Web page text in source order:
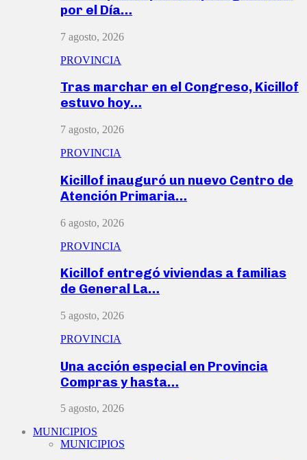
por el Día…
7 agosto, 2026
PROVINCIA
Tras marchar en el Congreso, Kicillof
estuvo hoy…
7 agosto, 2026
PROVINCIA
Kicillof inauguró un nuevo Centro de
Atención Primaria…
6 agosto, 2026
PROVINCIA
Kicillof entregó viviendas a familias
de General La…
5 agosto, 2026
PROVINCIA
Una acción especial en Provincia
Compras y hasta…
5 agosto, 2026
MUNICIPIOS
MUNICIPIOS